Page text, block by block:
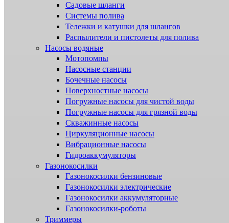
Садовые шланги
Системы полива
Тележки и катушки для шлангов
Распылители и пистолеты для полива
Насосы водяные
Мотопомпы
Насосные станции
Бочечные насосы
Поверхностные насосы
Погружные насосы для чистой воды
Погружные насосы для грязной воды
Скважинные насосы
Циркуляционные насосы
Вибрационные насосы
Гидроаккумуляторы
Газонокосилки
Газонокосилки бензиновые
Газонокосилки электрические
Газонокосилки аккумуляторные
Газонокосилки-роботы
Триммеры